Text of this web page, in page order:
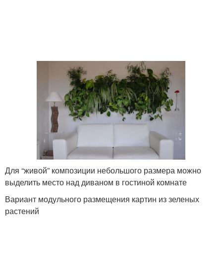
Для “живой” композиции небольшого размера можно
выделить место над диваном в гостиной комнате
Вариант модульного размещения картин из зеленых
растений